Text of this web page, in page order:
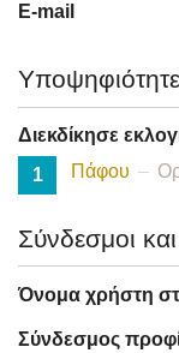
E-mail
Διεκδίκησε
1
Πάφου
Σύνδεσμοι
Όνομα χρήστη
Σύνδεσμος